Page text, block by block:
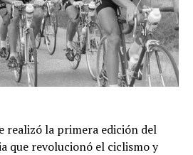
realizó la primera edición del
que revolucionó el ciclismo y